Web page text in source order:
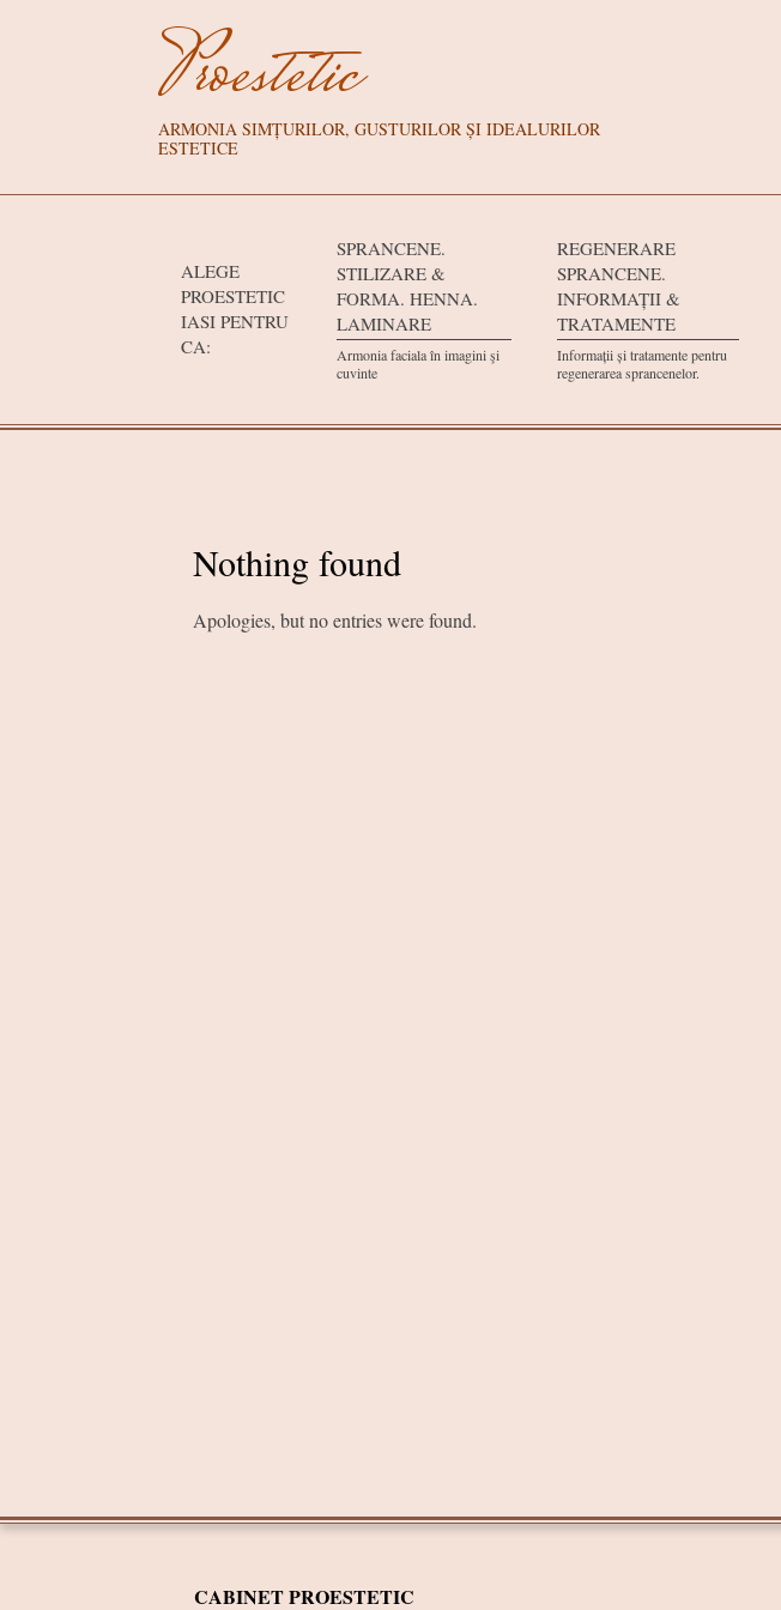
Proestetic
ARMONIA SIMȚURILOR, GUSTURILOR ȘI IDEALURILOR
ESTETICE
Menu
ALEGE
PROESTETIC
IASI PENTRU
CA:
SPRANCENE.
STILIZARE &
FORMA. HENNA.
LAMINARE
Armonia faciala în imagini şi
cuvinte
REGENERARE
SPRANCENE.
INFORMAȚII &
TRATAMENTE
Informații și tratamente pentru
regenerarea sprancenelor.
Nothing found
Apologies, but no entries were found.
CABINET PROESTETIC